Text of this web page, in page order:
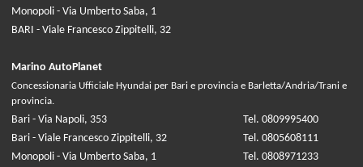
Monopoli - Via Umberto Saba, 1
BARI - Viale Francesco Zippitelli, 32
Marino AutoPlanet
Concessionaria Ufficiale Hyundai per Bari e provincia e Barletta/Andria/Trani e
provincia.
Bari - Via Napoli, 353
Tel. 0809995400
Bari - Viale Francesco Zippitelli, 32
Tel. 0805608111
Monopoli - Via Umberto Saba, 1
Tel. 0808971233